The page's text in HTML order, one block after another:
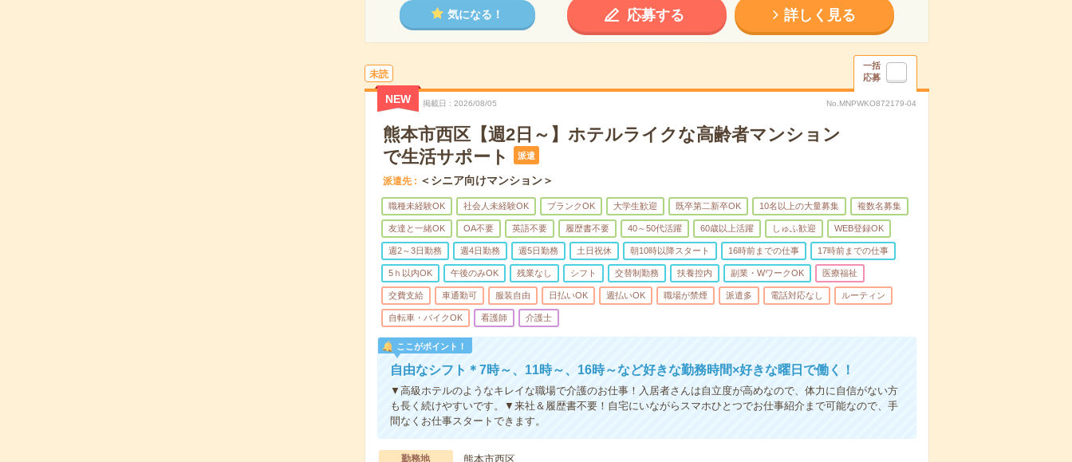
気になる！ 応募する 詳しく見る
未読
一括
応募
NEW 掲載日 2026/08/05 No.MNPWKO872179-04
熊本市西区【週2日～】ホテルライクな高齢者マンション
で生活サポート
派遣
派遣先 ＜シニア向けマンション＞
職種未経験OK 社会人未経験OK ブランクOK 大学生歓迎 既卒第二新卒OK 10名以上の大量募集 複数名募集
友達と一緒OK OA不要 英語不要 履歴書不要 40～50代活躍 60歳以上活躍 しゅふ歓迎 WEB登録OK
週2～3日勤務 週4日勤務 週5日勤務 土日祝休 朝10時以降スタート 16時前までの仕事 17時前までの仕事
5ｈ以内OK 午後のみOK 残業なし シフト 交替制勤務 扶養控内 副業・WワークOK 医療福祉
交費支給 車通勤可 服装自由 日払いOK 週払いOK 職場が禁煙 派遣多 電話対応なし ルーティン
自転車・バイクOK 看護師 介護士
ここがポイント！
自由なシフト＊7時～、11時～、16時～など好きな勤務時間×好きな曜日で働く！
▼高級ホテルのようなキレイな職場で介護のお仕事！入居者さんは自立度が高めなので、体力に自信がない方
も長く続けやすいです。▼来社＆履歴書不要！自宅にいながらスマホひとつでお仕事紹介まで可能なので、手
間なくお仕事スタートできます。
勤務地 熊本市西区